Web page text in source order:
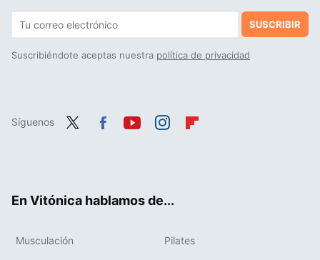
SUSCRIBIR
Suscribiéndote aceptas nuestra política de privacidad
Síguenos
En Vitónica hablamos de...
Musculación Pilates